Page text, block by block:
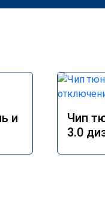
и
Чип
3.0